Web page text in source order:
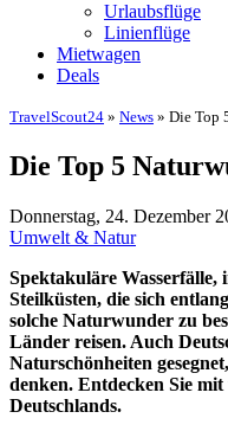
Urlaubsflüge
Linienflüge
Mietwagen
Deals
TravelScout24 » News » Die Top
Die Top 5
Donnerstag, 24. Dezember
Umwelt & Natur
Spektakuläre Wasserfälle,
Steilküsten, die sich
solche Naturwunder zu
Länder reisen. Auch
Naturschönheiten
denken. Entdecken Sie mit
Deutschlands.